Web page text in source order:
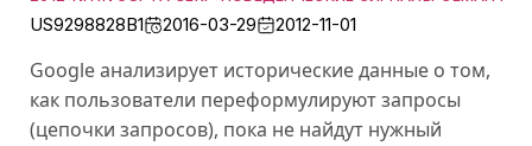
US9298828B1 2016-03-29 2012-11-01
Google анализирует исторические данные о том,
как пользователи переформулируют запросы
(цепочки запросов), пока не найдут нужный